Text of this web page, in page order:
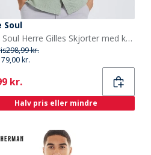
Soul
Brave Soul Herre Gilles Skjorter med korte ærmer Grøn
298,99 kr.
kr.
kr.
Halv pris eller mindre